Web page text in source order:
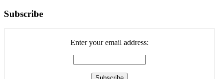
Subscribe
Enter your email address: